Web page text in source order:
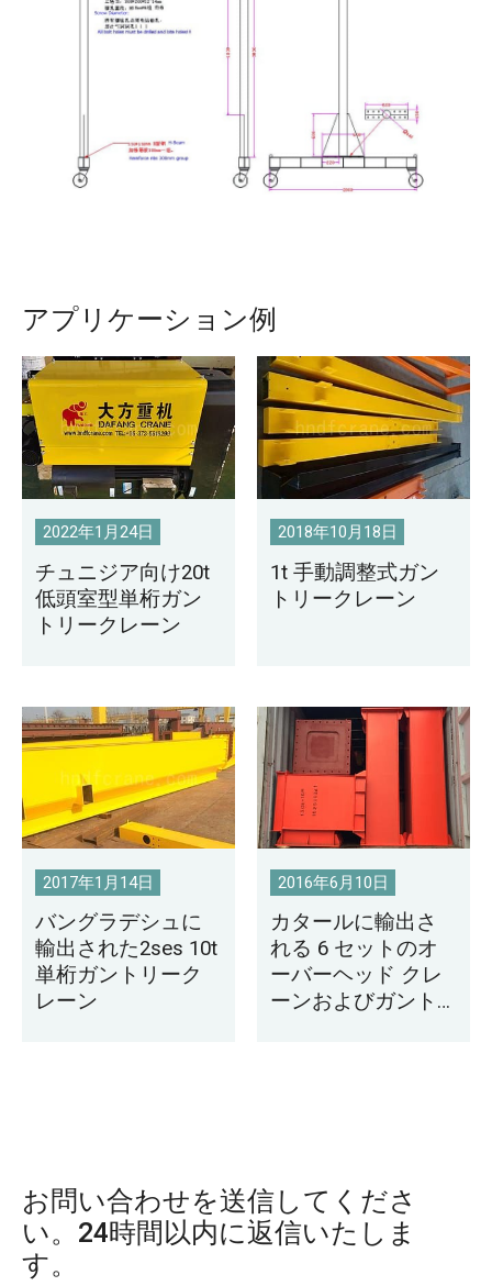
アプリケーション例
2022年1月24日
チュニジア向け20t
低頭室型単桁ガン
トリークレーン
2018年10月18日
1t 手動調整式ガン
トリークレーン
2017年1月14日
バングラデシュに
輸出された2ses 10t
単桁ガントリーク
レーン
2016年6月10日
カタールに輸出さ
れる 6 セットのオ
ーバーヘッド クレ
ーンおよびガント
お問い合わせを送信してくださ
い。24時間以内に返信いたしま
す。